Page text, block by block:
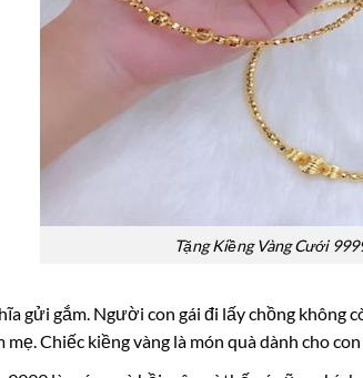
Tặng Kiềng Vàng Cưới
gửi gắm. Người con gái đi lấy chồng không
mẹ. Chiếc kiềng vàng là món quà dành cho